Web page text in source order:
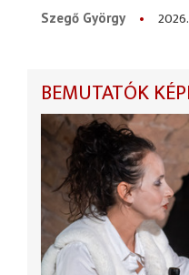
Szegő György
BEMUTATÓK